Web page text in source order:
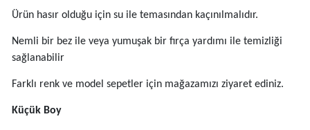
Ürün hasır olduğu için su ile temasından kaçınılmalıdır.
Nemli bir bez ile veya yumuşak bir fırça yardımı ile temizliği
sağlanabilir
Farklı renk ve model sepetler için mağazamızı ziyaret ediniz.
Küçük Boy